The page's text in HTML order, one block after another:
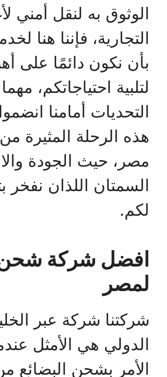
الوثوق به لنقل أمني
التجارية، فإننا هنا
بأن نكون دائمًا على
لتلبية احتياجاتكم،
التحديات أمامنا
هذه الرحلة المثيرة
مصر، حيث الجودة
السمتان اللذان نفخر
لكم.
افضل شركة
لمصر
شركتنا شركة عبر
الدولي هي الأمثل
الأمر بشحن البضائع